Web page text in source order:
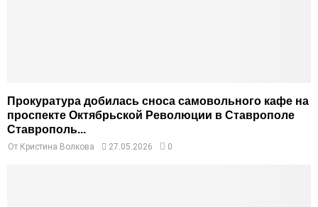
Прокуратура добилась сноса самовольного кафе на
проспекте Октябрьской Революции в Ставрополе
Ставрополь...
От Кристина Волкова 27.05.2026 0